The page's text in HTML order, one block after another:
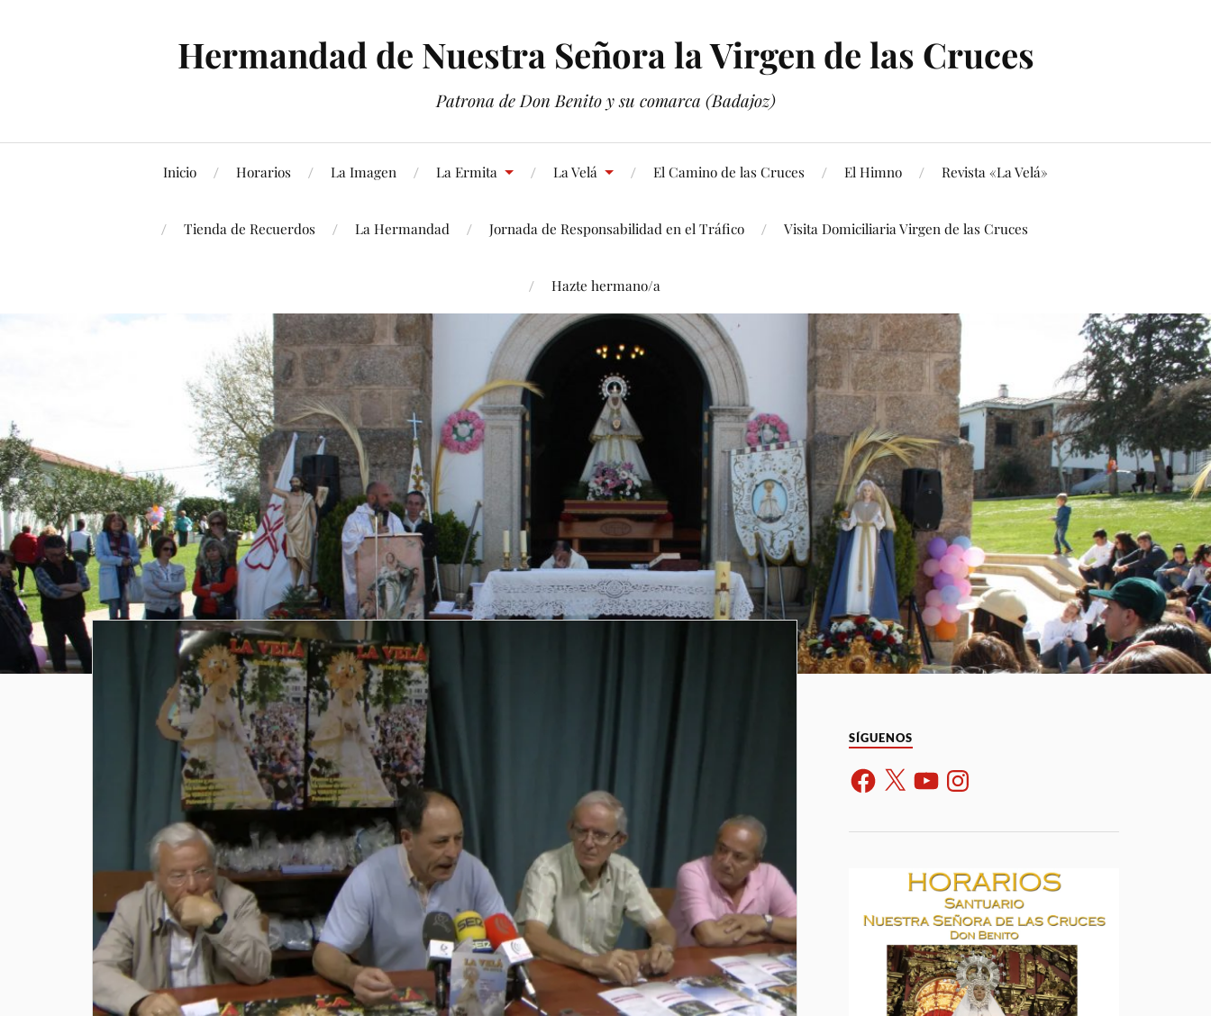
Hermandad de Nuestra Señora la Virgen de las Cruces
Patrona de Don Benito y su comarca (Badajoz)
Inicio Horarios La Imagen La Ermita La Velá El Camino de las Cruces El Himno Revista «La Velá»
Tienda de Recuerdos La Hermandad Jornada de Responsabilidad en el Tráfico Visita Domiciliaria Virgen de las Cruces
Hazte hermano/a
SÍGUENOS